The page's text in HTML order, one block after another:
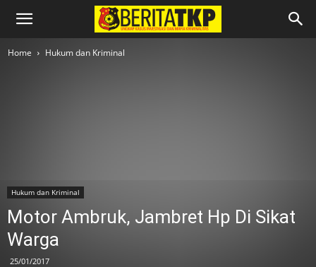
Home Hukum dan Kriminal
Hukum dan Kriminal
Motor Ambruk, Jambret Hp Di Sikat
Warga
25/01/2017